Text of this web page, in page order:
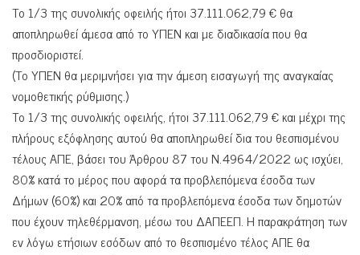
Το 1/3 της συνολικής οφειλής ήτοι 37.111.062,79 € θα
αποπληρωθεί άμεσα από το ΥΠΕΝ και με διαδικασία που θα
προσδιοριστεί.
(Το ΥΠΕΝ θα μεριμνήσει για την άμεση εισαγωγή της αναγκαίας
νομοθετικής ρύθμισης.)
Το 1/3 της συνολικής οφειλής, ήτοι 37.111.062,79 € και μέχρι της
πλήρους εξόφλησης αυτού θα αποπληρωθεί δια του θεσπισμένου
τέλους ΑΠΕ, βάσει του Άρθρου 87 του Ν.4964/2022 ως ισχύει,
80% κατά το μέρος που αφορά τα προβλεπόμενα έσοδα των
Δήμων (60%) και 20% από τα προβλεπόμενα έσοδα των δημοτών
που έχουν τηλεθέρμανση, μέσω του ΔΑΠΕΕΠ. Η παρακράτηση των
εν λόγω ετήσιων εσόδων από το θεσπισμένο τέλος ΑΠΕ θα